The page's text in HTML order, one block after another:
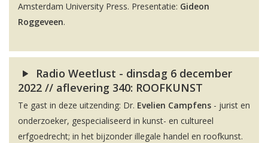
Amsterdam University Press. Presentatie: Gideon
Roggeveen.
Radio Weetlust - dinsdag 6 december
2022 // aflevering 340: ROOFKUNST
Te gast in deze uitzending: Dr. Evelien Campfens - jurist en
onderzoeker, gespecialiseerd in kunst- en cultureel
erfgoedrecht; in het bijzonder illegale handel en roofkunst.